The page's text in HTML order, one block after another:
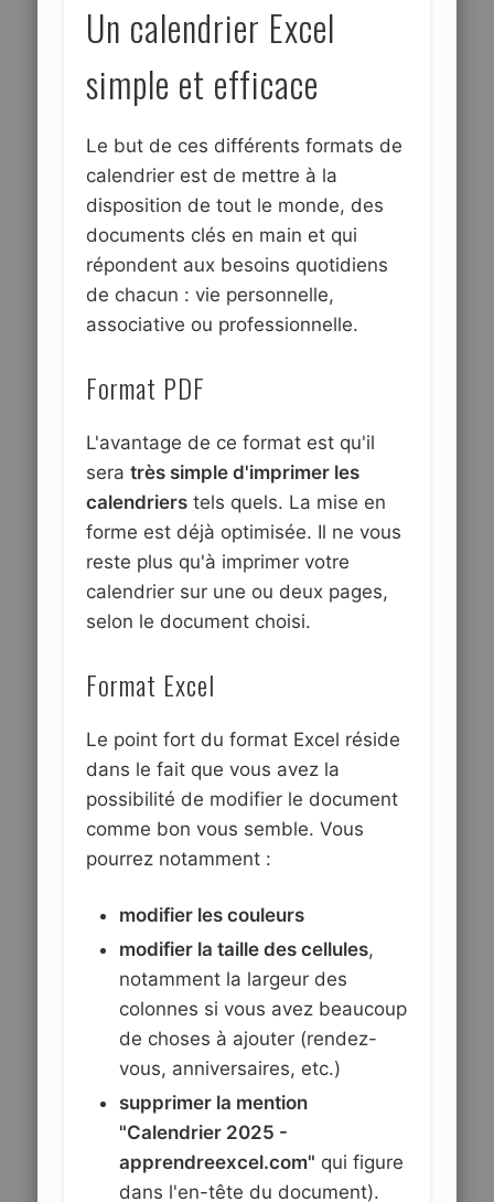
Un calendrier Excel
simple et efficace
Le but de ces différents formats de
calendrier est de mettre à la
disposition de tout le monde, des
documents clés en main et qui
répondent aux besoins quotidiens
de chacun : vie personnelle,
associative ou professionnelle.
Format PDF
L'avantage de ce format est qu'il
seratrès simple d'imprimer les
calendriers tels quels. La mise en
forme est déjà optimisée. Il ne vous
reste plus qu'à imprimer votre
calendrier sur une ou deux pages,
selon le document choisi.
Format Excel
Le point fort du format Excel réside
dans le fait que vous avez la
possibilité de modifier le document
comme bon vous semble. Vous
pourrez notamment :
modifier les couleurs
modifier la taille des cellules,
notamment la largeur des
colonnes si vous avez beaucoup
de choses à ajouter (rendez-
vous, anniversaires, etc.)
supprimer la mention
"Calendrier 2025 -
apprendreexcel.com" qui figure
dans l'en-tête du document).